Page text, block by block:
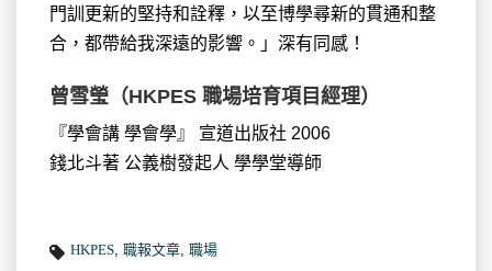
門訓更新的堅持和詮釋，以至博學尋新的貫通和整
合，都帶給我深遠的影響。」深有同感！
曾雪瑩（HKPES 職場培育項目經理）
『學會講 學會學』 宣道出版社 2006
錢北斗著 公義樹發起人 學學堂導師
HKPES, 職報文章, 職場